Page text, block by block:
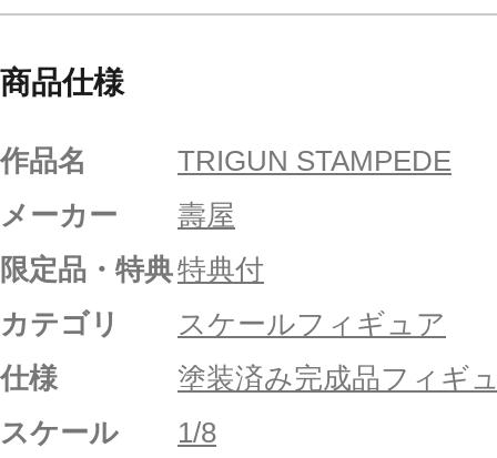
商品仕様
作品名
TRIGUN STAMPEDE
メーカー
壽屋
限定品・特典特典付
カテゴリ
スケールフィギュア
仕様
塗装済み完成品フィギ
スケール
1/8